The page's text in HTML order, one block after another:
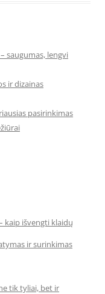
saugumas, lengvi
ir dizainas
pasirinkimas
kaip išvengti klaidų
ir surinkimas
tik tyliai, bet ir